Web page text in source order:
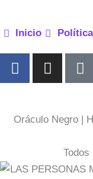
Inicio
F
a
b
k
I
n
a
a
P
i
e
e
s
Oráculo Negro |